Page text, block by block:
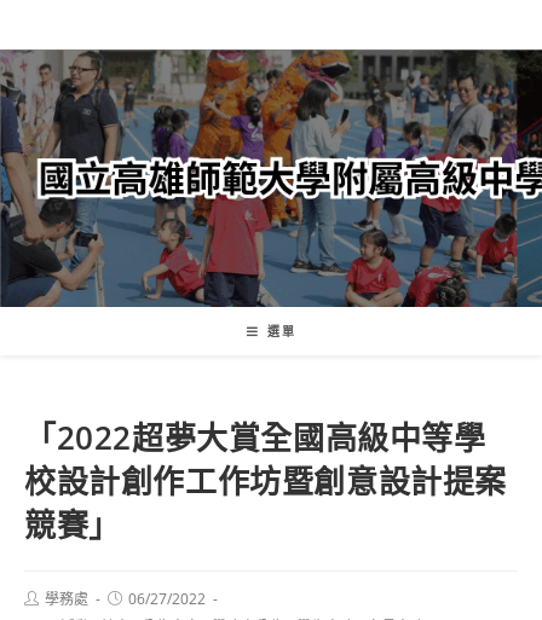
轉
至
主
內
容
選單
「2022超夢大賞全國高級中等學
校設計創作工作坊暨創意設計提案
競賽」
Post
author:
學務處
Post
published:
06/27/2022